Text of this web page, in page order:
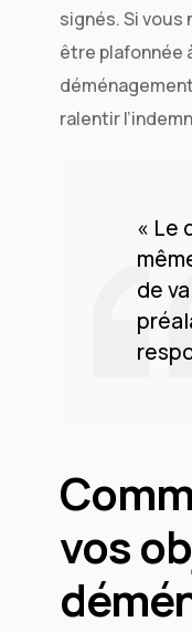
signés. Si vous
être plafonnée
ralentir
« Le
de
vos